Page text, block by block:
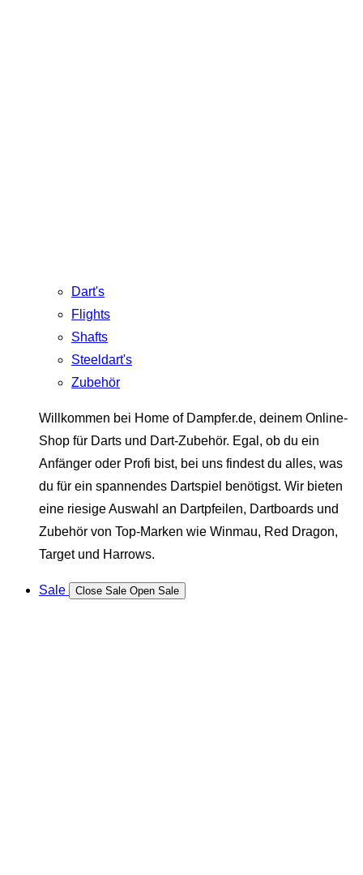
Dart's
Flights
Shafts
Steeldart's
Zubehör
Willkommen bei Home of Dampfer.de, deinem Online-
Shop für Darts und Dart-Zubehör. Egal, ob du ein
Anfänger oder Profi bist, bei uns findest du alles, was
du für ein spannendes Dartspiel benötigst. Wir bieten
eine riesige Auswahl an Dartpfeilen, Dartboards und
Zubehör von Top-Marken wie Winmau, Red Dragon,
Target und Harrows.
Sale Close Sale Open Sale